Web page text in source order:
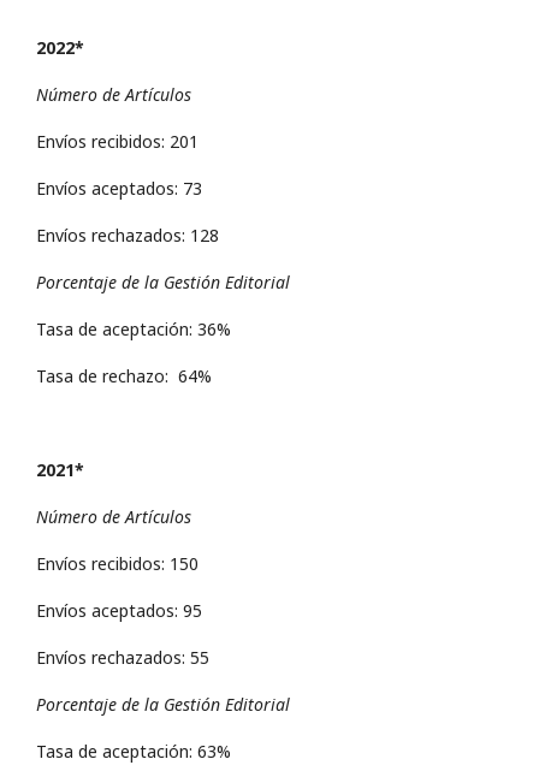
2022*
Número de Artículos
Envíos recibidos: 201
Envíos aceptados: 73
Envíos rechazados: 128
Porcentaje de la Gestión Editorial
Tasa de aceptación: 36%
Tasa de rechazo: 64%
2021*
Número de Artículos
Envíos recibidos: 150
Envíos aceptados: 95
Envíos rechazados: 55
Porcentaje de la Gestión Editorial
Tasa de aceptación: 63%